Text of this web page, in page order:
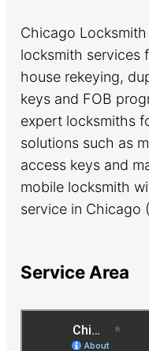
Chicago
locksmith services
house rekeying,
keys and FOB
expert locksmiths
solutions such as
access keys and
mobile locksmith
service in Chicago
Service Area